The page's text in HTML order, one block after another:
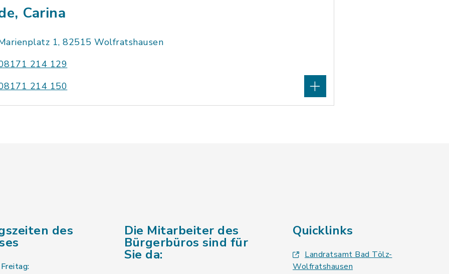
Carina
1, 82515 Wolfratshausen
214 129
214 150
des Die Mitarbeiter des
Bürgerbüros sind für
Sie da:
Quicklinks
Landratsamt Bad Tölz-
Wolfratshausen